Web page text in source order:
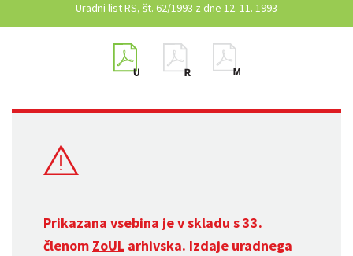
Uradni list RS, št. 62/1993 z dne 12. 11. 1993
Prikazana vsebina je v skladu s 33.
členom ZoUL arhivska. Izdaje uradnega